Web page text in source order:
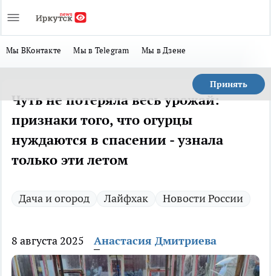
Мы ВКонтакте Мы в Telegram Мы в Дзене
Принять
Чуть не потеряла весь урожай:
признаки того, что огурцы
нуждаются в спасении - узнала
только эти летом
Дача и огород Лайфхак Новости России
8 августа 2025 Анастасия Дмитриева